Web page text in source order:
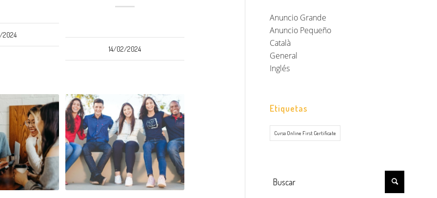
14/02/2024
Anuncio Grande
Anuncio Pequeño
Català
General
Inglés
Etiquetas
Curso Online First Certificate